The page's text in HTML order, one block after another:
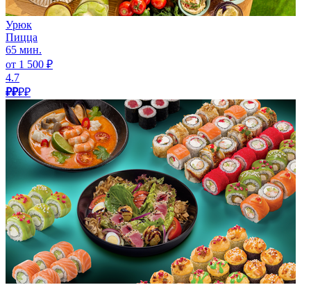
Урюк
Пицца
65 мин.
от 1 500 ₽
4.7
₽₽₽₽